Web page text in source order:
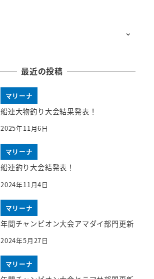
最近の投稿
マリーナ
船連大物釣り大会結果発表！
2025年11月6日
マリーナ
船連釣り大会結発表！
2024年11月4日
マリーナ
年間チャンピオン大会アマダイ部門更新
2024年5月27日
マリーナ